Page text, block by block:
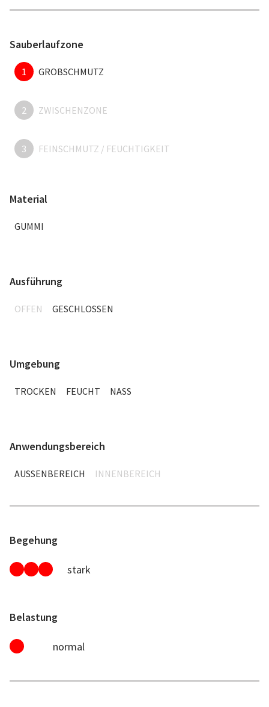
Sauberlaufzone
1 GROBSCHMUTZ
2 ZWISCHENZONE
3 FEINSCHMUTZ / FEUCHTIGKEIT
Material
GUMMI
Ausführung
OFFEN GESCHLOSSEN
Umgebung
TROCKEN FEUCHT NASS
Anwendungsbereich
AUSSENBEREICH INNENBEREICH
Begehung
stark
Belastung
normal